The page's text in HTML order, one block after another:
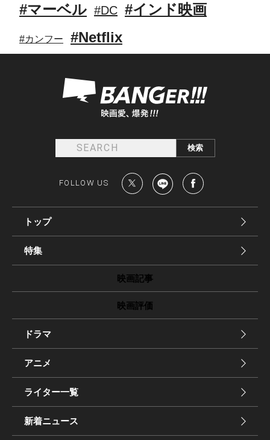
#マーベル #DC #インド映画
#カンフー #Netflix
FOLLOW US
トップ
特集
映画記事
映画評価
ドラマ
アニメ
ライター一覧
新着ニュース